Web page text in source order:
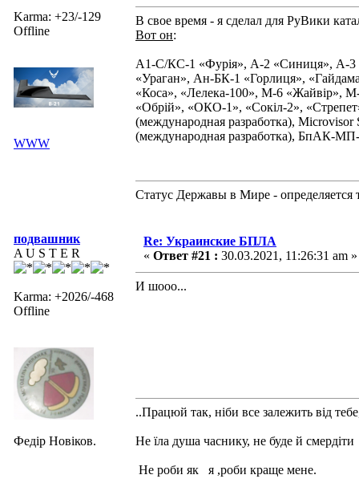
Karma: +23/-129
Offline
WWW
В свое время - я сделал для РуВики
Вот он:
А1-С/КС-1 «Фурія», А-2 «Синиця», А-3
«Ураган», Ан-БК-1 «Горлиця»,
«Коса», «Лелека-100», М-6 «Жайвір»,
«Обрій», «ОКО-1», «Сокіл-2»,
(международная разработка),
(международная разработка), БпАК-МП-
Статус Державы в Мире - определяется
подвашник
A U S T E R
Karma: +2026/-468
Offline
Федір Новіков.
Re: Украинские БПЛА
« Ответ #21 : 30.03.2021, 11:26:31 am »
И шооо...
..Працюй так, ніби все залежить від
Не їла душа часнику, не буде й смердіти
Не роби як я ,роби краще мене.